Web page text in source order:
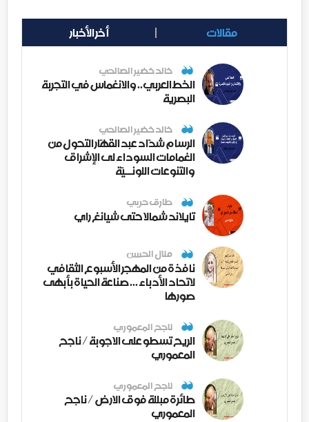
مقالات أخر الأخبار
خالد خضير الصالحي
الخط العربي.. والانغماس في التجربة
البصرية
خالد خضير الصالحي
الرسام شدّاد عبد القهّار التحول من
الغمامات السوداء لى الإشراق
والتنوعات اللونــيّة
طارق حربي
تايلاند شمالا حتى شيانغ راي
منال الحسن
نافذة من المهجر الأسبوع الثقافي
لاتحاد الأدباء ... صناعة الحياة بأبهى
صورها
ناجح المعموري
الريح تسطو على الاجوبة / ناجح
المعموري
ناجح المعموري
طائرة مبللة فوق الارض / ناجح
المعموري